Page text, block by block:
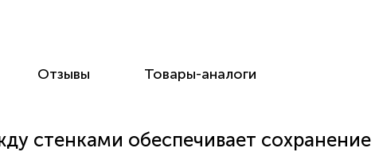
Отзывы Товары-аналоги
стенками обеспечивает сохранение